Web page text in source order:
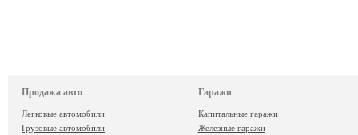
Продажа авто
Легковые автомобили
Грузовые автомобили
Гаражи
Капитальные гаражи
Железные гаражи